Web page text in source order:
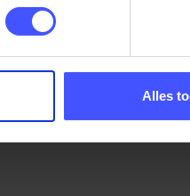
Alles
- leder - hygienisch